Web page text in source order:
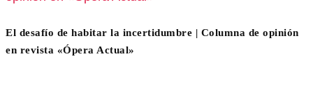
El desafío de habitar la incertidumbre | Columna de opinión
en revista «Ópera Actual»